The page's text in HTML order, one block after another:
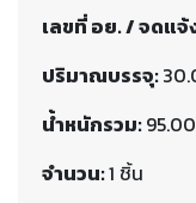
เลขที่ อย. / จดแจ้
ปริมาณบรรจุ:
น้ำหนักรวม:
จำนวน:1 ชิ้น